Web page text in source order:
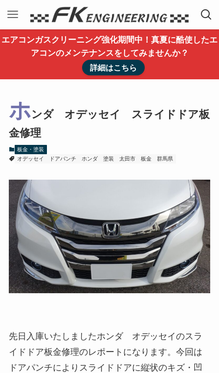
エアコンガスクリーニング強化期間中！真夏に酷使したエ
アコンのメンテナンスをしてみませんか？
詳細はこちら
ホンダ オデッセイ スライドドア板
金修理
板金・塗装
オデッセイ
ドアパンチ ホンダ 塗装 太田市 板金 群馬県
先日入庫いたしましたホンダ オデッセイのスラ
イドドア板金修理のレポートになります。今回は
ドアパンチによりスライドドアに縦状のキズ・凹